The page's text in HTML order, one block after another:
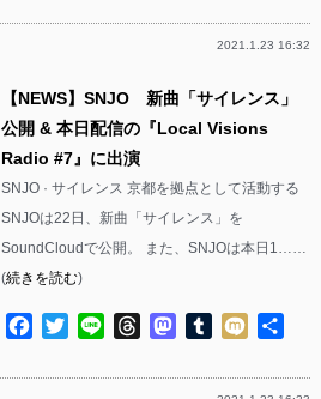
2021.1.23 16:32
【NEWS】SNJO 新曲「サイレンス」
公開 & 本日配信の『Local Visions
Radio #7』に出演
SNJO · サイレンス 京都を拠点として活動する
SNJOは22日、新曲「サイレンス」を
SoundCloudで公開。 また、SNJOは本日1……
(続きを読む)
Facebook
TwitterLine ThreadsMastodon
Tumblr
Mixi